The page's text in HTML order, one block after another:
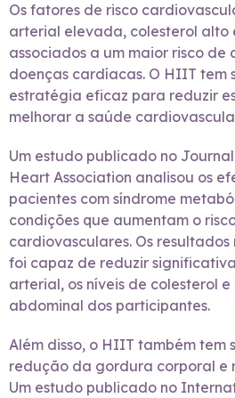
Os fatores de risco
arterial elevada, colesterol alto
associados a um maior risco de
doenças cardíacas. O HIIT tem
estratégia eficaz para reduzir
melhorar a saúde
Um estudo publicado no
Heart Association analisou os
pacientes com síndrome
condições que aumentam o
cardiovasculares. Os
foi capaz de reduzir
arterial, os níveis de colesterol
abdominal dos participantes.
Além disso, o HIIT também tem
redução da gordura corporal e
Um estudo publicado no